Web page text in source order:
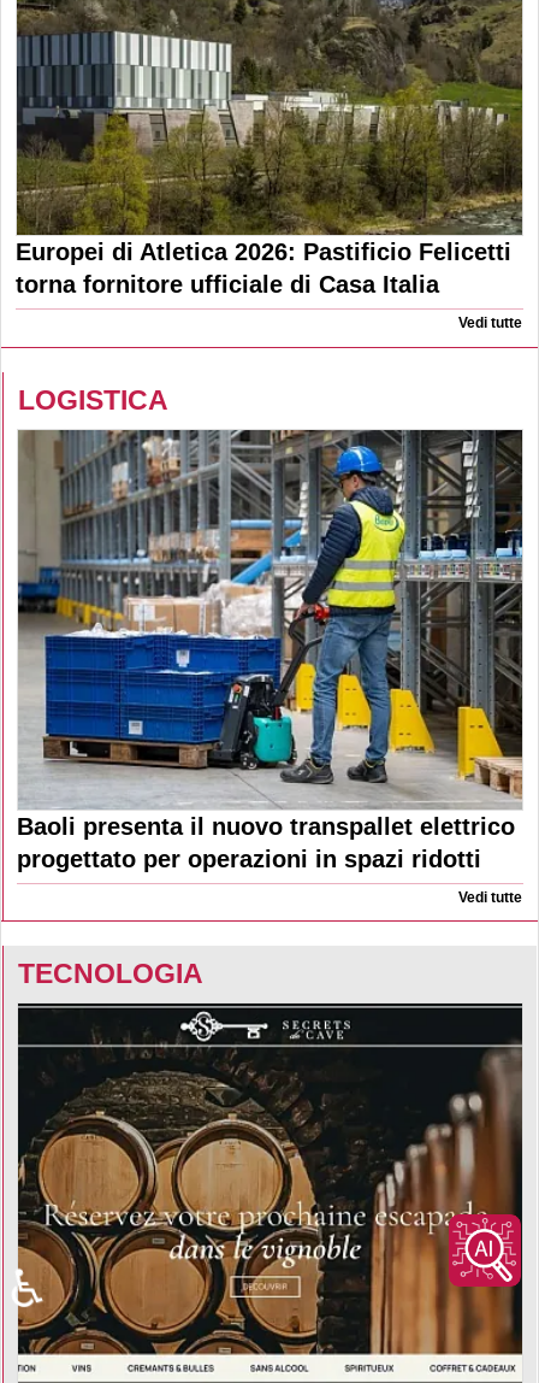
Europei di Atletica 2026: Pastificio Felicetti
torna fornitore ufficiale di Casa Italia
Vedi tutte
LOGISTICA
Baoli presenta il nuovo transpallet elettrico
progettato per operazioni in spazi ridotti
Vedi tutte
TECNOLOGIA